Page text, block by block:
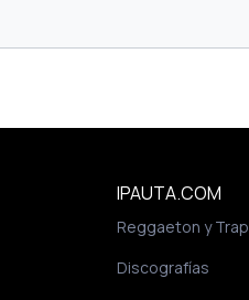
IPAUTA.COM
Reggaeton y Trap
Discografías